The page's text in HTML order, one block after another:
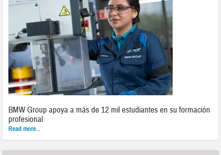
BMW Group apoya a más de 12 mil estudiantes en su formación
profesional
Read more...